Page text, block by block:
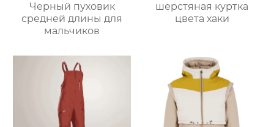
Черный пуховик
средней длины для
мальчиков
шерстяная куртка
цвета хаки